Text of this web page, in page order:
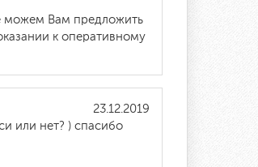
можем Вам предложить
к оперативному
23.12.2019
или нет? ) спасибо